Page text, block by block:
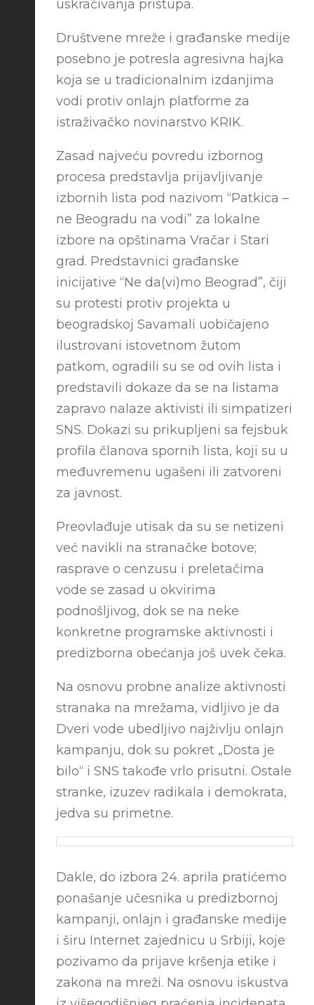
uskraćivanja pristupa.
Društvene mreže i građanske medije
posebno je potresla agresivna hajka
koja se u tradicionalnim izdanjima
vodi protiv onlajn platforme za
istraživačko novinarstvo KRIK.
Zasad najveću povredu izbornog
procesa predstavlja prijavljivanje
izbornih lista pod nazivom “Patkica –
ne Beogradu na vodi” za lokalne
izbore na opštinama Vračar i Stari
grad. Predstavnici građanske
inicijative “Ne da(vi)mo Beograd”, čiji
su protesti protiv projekta u
beogradskoj Savamali uobičajeno
ilustrovani istovetnom žutom
patkom, ogradili su se od ovih lista i
predstavili dokaze da se na listama
zapravo nalaze aktivisti ili simpatizeri
SNS. Dokazi su prikupljeni sa fejsbuk
profila članova spornih lista, koji su u
međuvremenu ugašeni ili zatvoreni
za javnost.
Preovlađuje utisak da su se netizeni
već navikli na stranačke botove;
rasprave o cenzusu i preletačima
vode se zasad u okvirima
podnošljivog, dok se na neke
konkretne programske aktivnosti i
predizborna obećanja još uvek čeka.
Na osnovu probne analize aktivnosti
stranaka na mrežama, vidljivo je da
Dveri vode ubedljivo najživlju onlajn
kampanju, dok su pokret „Dosta je
bilo“ i SNS takođe vrlo prisutni. Ostale
stranke, izuzev radikala i demokrata,
jedva su primetne.
Dakle, do izbora 24. aprila pratićemo
ponašanje učesnika u predizbornoj
kampanji, onlajn i građanske medije
i širu Internet zajednicu u Srbiji, koje
pozivamo da prijave kršenja etike i
zakona na mreži. Na osnovu iskustva